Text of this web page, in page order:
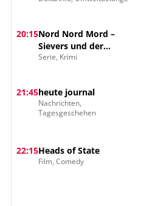
20:15Nord Nord Mord –
Sievers und der
verlorene Hund
Serie, Krimi
21:45heute journal
Nachrichten,
Tagesgeschehen
22:15Heads of State
Film, Comedy